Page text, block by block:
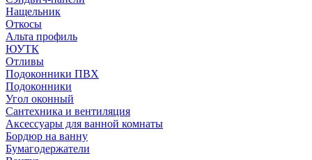
Нащельник
Откосы
Альта профиль
ЮУТК
Отливы
Подоконники ПВХ
Подоконники
Угол оконный
Сантехника и вентиляция
Аксессуары для ванной комнаты
Бордюр на ванну
Бумагодержатели